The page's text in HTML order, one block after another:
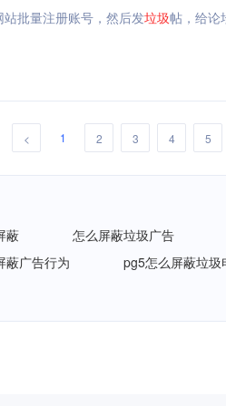
批量注册账号，然后发垃圾帖，给论
< 1 2 3 4 5
蔽 怎么屏蔽垃圾广告
蔽广告行为 pg5怎么屏蔽垃圾